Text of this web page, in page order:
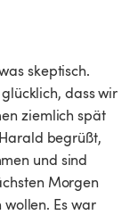
skeptisch.
dass wir
ziemlich spät
begrüßt,
und sind
Morgen
Es war